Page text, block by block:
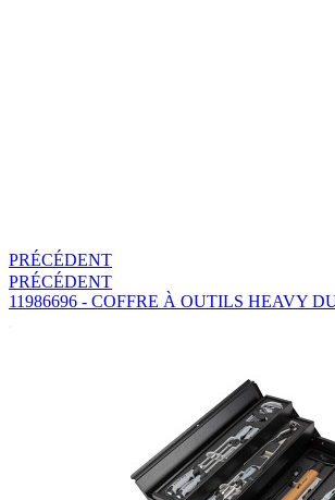
PRÉCÉDENT
PRÉCÉDENT
11986696 - COFFRE À OUTILS HEAVY